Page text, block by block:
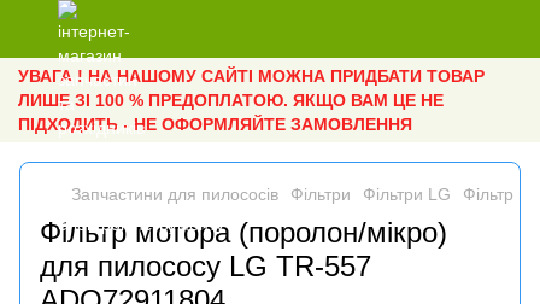
УВАГА ! НА НАШОМУ САЙТІ МОЖНА ПРИДБАТИ ТОВАР
ЛИШЕ ЗІ 100 % ПРЕДОПЛАТОЮ. ЯКЩО ВАМ ЦЕ НЕ
ПІДХОДИТЬ - НЕ ОФОРМЛЯЙТЕ ЗАМОВЛЕННЯ
Запчастини для пилососів Фільтри Фільтри LG Фільтр
Фільтр мотора (поролон/мікро)
для пилососу LG TR-557